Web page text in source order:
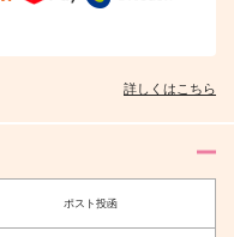
詳しくはこちら
ポスト投函